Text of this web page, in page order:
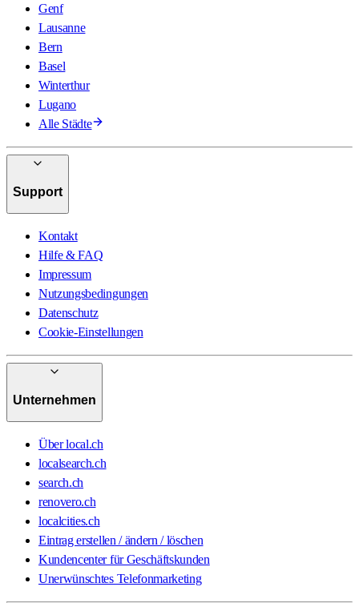
Genf
Lausanne
Bern
Basel
Winterthur
Lugano
Alle Städte
Support
Kontakt
Hilfe & FAQ
Impressum
Nutzungsbedingungen
Datenschutz
Cookie-Einstellungen
Unternehmen
Über local.ch
localsearch.ch
search.ch
renovero.ch
localcities.ch
Eintrag erstellen / ändern / löschen
Kundencenter für Geschäftskunden
Unerwünschtes Telefonmarketing